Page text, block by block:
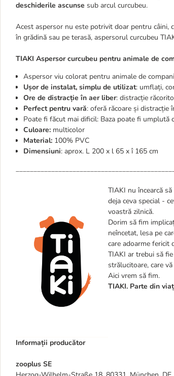
deschiderile ascunse sub arcul curcubeu.
Acest aspersor nu este potrivit doar pentru câini,
în grădină sau pe terasă, aspersorul curcubeu
TIAKI Aspersor curcubeu pentru animale de
Aspersor viu colorat pentru animale de
Ușor de instalat, simplu de utilizat: umflați,
Ore de distracție în aer liber: distracție
Perfect pentru vară: oferă răcoare și distracție
Poate fi făcut mai dificil: Baza poate fi umplută
Culoare: multicolor
Material: 100% PVC
Dimensiuni: aprox. L 200 x l 65 x î 165 cm
TIAKI nu încearcă
deja ceva special -
voastră zilnică.
Dorim să fim
neîncetat, lesa pe
care adoarme fericit
TIAKI ar trebui să
strălucitoare, care
Aici vrem să fim.
TIAKI. Parte din
Informații producător
zooplus SE